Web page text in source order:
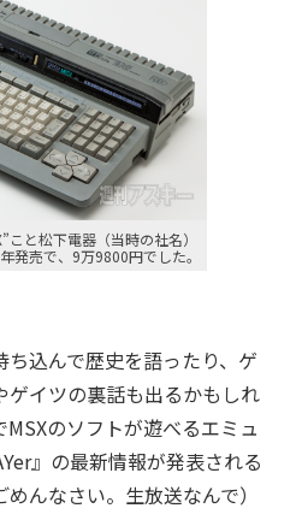
こと松下電器（当時の社名）
発売で、9万9800円でした。
込んで歴史を語ったり、ゲ
イツの裏話も出るかもしれ
のソフトが遊べるエミュ
』の最新情報が発表される
んなさい。生放送なんで）